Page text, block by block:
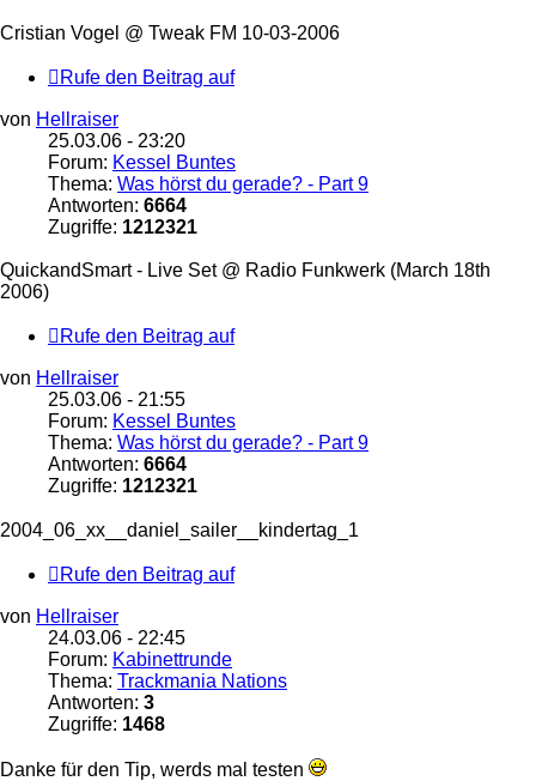
Cristian Vogel @ Tweak FM 10-03-2006
Rufe den Beitrag auf
von Hellraiser
25.03.06 - 23:20
Forum: Kessel Buntes
Thema: Was hörst du gerade? - Part 9
Antworten: 6664
Zugriffe: 1212321
QuickandSmart - Live Set @ Radio Funkwerk (March 18th
2006)
Rufe den Beitrag auf
von Hellraiser
25.03.06 - 21:55
Forum: Kessel Buntes
Thema: Was hörst du gerade? - Part 9
Antworten: 6664
Zugriffe: 1212321
2004_06_xx__daniel_sailer__kindertag_1
Rufe den Beitrag auf
von Hellraiser
24.03.06 - 22:45
Forum: Kabinettrunde
Thema: Trackmania Nations
Antworten: 3
Zugriffe: 1468
Danke für den Tip, werds mal testen